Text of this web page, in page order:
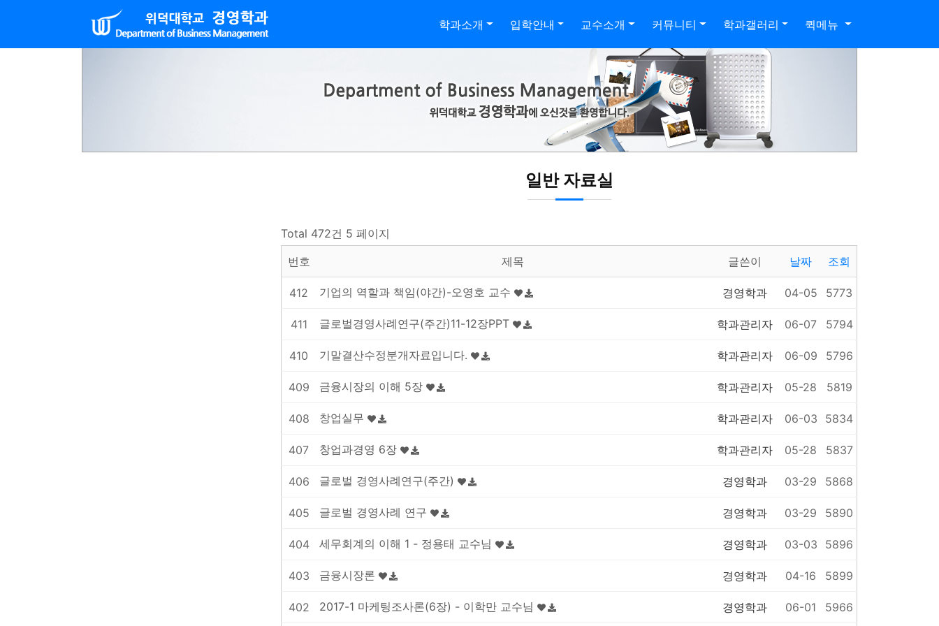
학과소개 입학안내 교수소개 커뮤니티 학과갤러리 퀵메뉴
일반 자료실
Total 472건 5 페이지
번호
제목 글쓴이 날짜 조회
412 기업의 역할과 책임(야간)-오영호 교수 경영학과 04-05 5773
411 글로벌경영사례연구(주간)11-12장PPT 학과관리자 06-07 5794
410 기말결산수정분개자료입니다. 학과관리자 06-09 5796
409 금융시장의 이해 5장 학과관리자 05-28 5819
408 창업실무 학과관리자 06-03 5834
407 창업과경영 6장 학과관리자 05-28 5837
406 글로벌 경영사례연구(주간) 경영학과 03-29 5868
405 글로벌 경영사례 연구 경영학과 03-29 5890
404 세무회계의 이해 1 - 정용태 교수님 경영학과 03-03 5896
403 금융시장론 경영학과 04-16 5899
402 2017-1 마케팅조사론(6장) - 이학만 교수님 경영학과 06-01 5966